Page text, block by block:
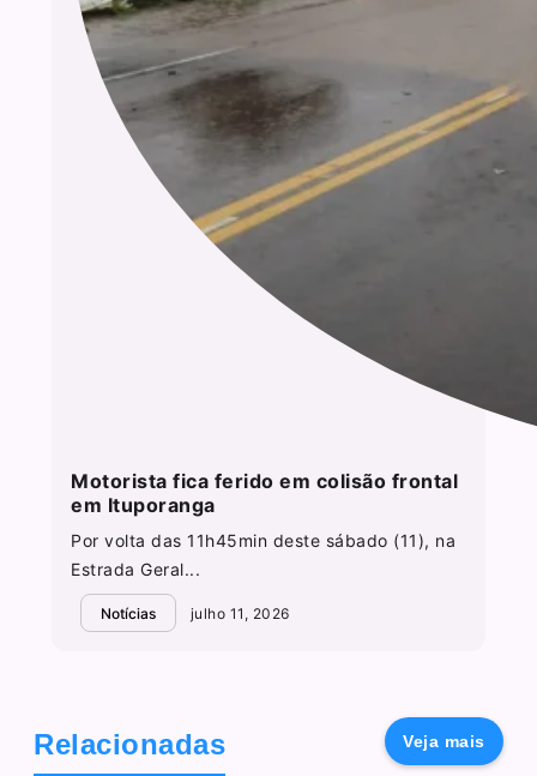
Motorista fica ferido em colisão frontal
em Ituporanga
Por volta das 11h45min deste sábado (11), na
Estrada Geral...
Notícias julho 11, 2026
Relacionadas Veja mais